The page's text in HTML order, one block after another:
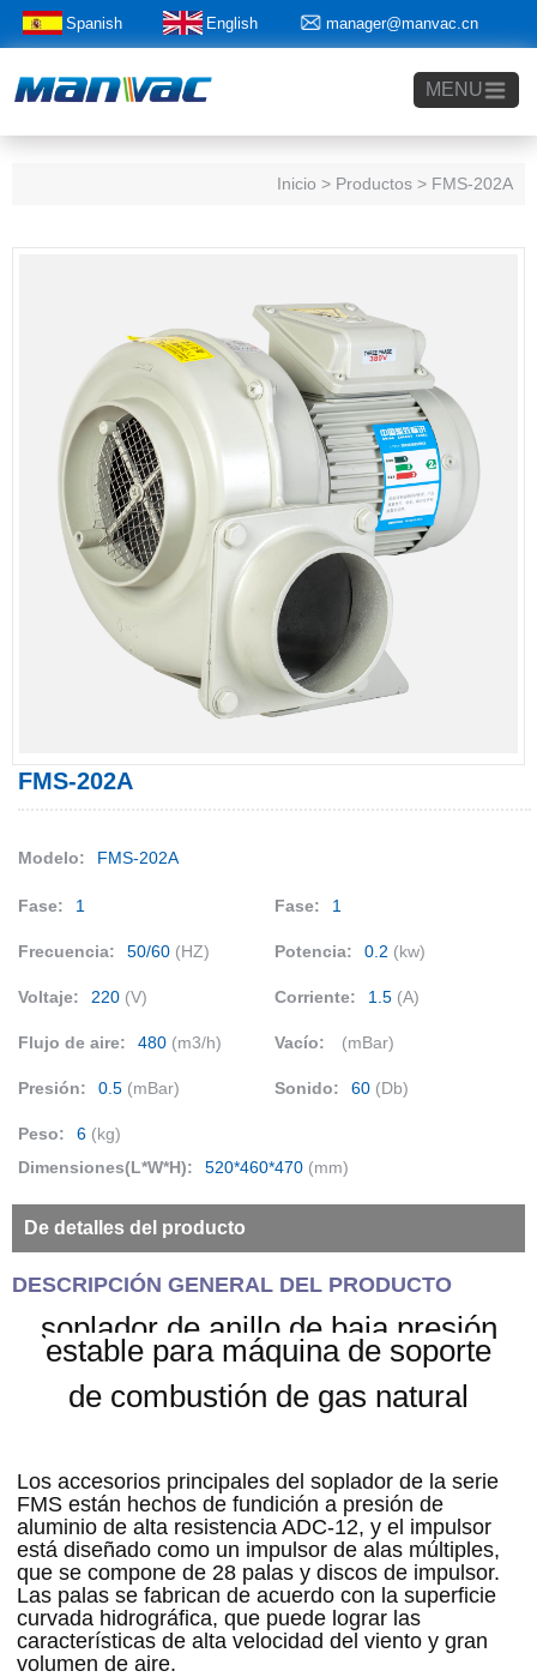
Spanish English manager@manvac.cn
+86-15014788350
MENU
Inicio > Productos > FMS-202A
FMS-202A
Modelo: FMS-202A
Fase: 1 Fase: 1
Frecuencia: 50/60 (HZ) Potencia: 0.2 (kw)
Voltaje: 220 (V) Corriente: 1.5 (A)
Flujo de aire: 480 (m3/h) Vacío: (mBar)
Presión: 0.5 (mBar) Sonido: 60 (Db)
Peso: 6 (kg)
Dimensiones(L*W*H):
520*460*470 (mm)
De detalles del producto
DESCRIPCIÓN GENERAL DEL PRODUCTO
soplador de anillo de baja presión
estable para máquina de soporte
de combustión de gas natural
Los accesorios principales del soplador de la serie
FMS están hechos de fundición a presión de
aluminio de alta resistencia ADC-12, y el impulsor
está diseñado como un impulsor de alas múltiples,
que se compone de 28 palas y discos de impulsor.
Las palas se fabrican de acuerdo con la superficie
curvada hidrográfica, que puede lograr las
características de alta velocidad del viento y gran
volumen de aire.